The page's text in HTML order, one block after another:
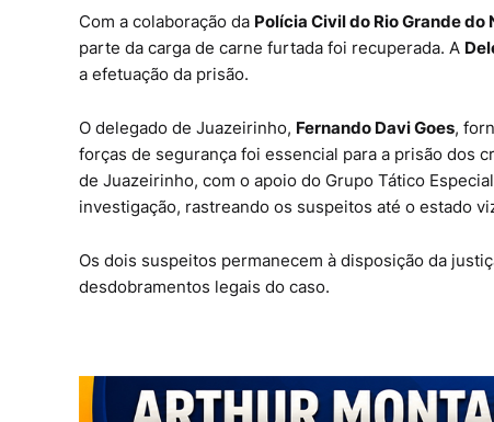
Com a colaboração da Polícia Civil do Rio Grande do
parte da carga de carne furtada foi recuperada. A
a efetuação da prisão.
O delegado de Juazeirinho, Fernando Davi Goes,
forças de segurança foi essencial para a prisão dos
de Juazeirinho, com o apoio do Grupo Tático
investigação, rastreando os suspeitos até o estado
Os dois suspeitos permanecem à disposição da
desdobramentos legais do caso.